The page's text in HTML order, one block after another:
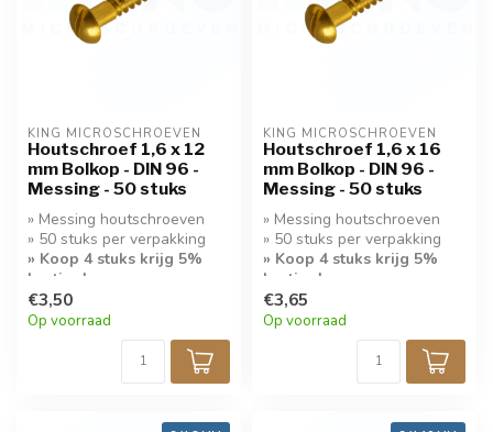
KING MICROSCHROEVEN
Houtschroef 1,6 x 12
mm Bolkop - DIN 96 -
Messing - 50 stuks
» Messing houtschroeven
» 50 stuks per verpakking
» Koop 4 stuks krijg 5%
korting!
» Bolkop met sleuf
€3,50
Op voorraad
KING MICROSCHROEVEN
Houtschroef 1,6 x 16
mm Bolkop - DIN 96 -
Messing - 50 stuks
» Messing houtschroeven
» 50 stuks per verpakking
» Koop 4 stuks krijg 5%
korting!
» Bolkop met sleuf
€3,65
Op voorraad